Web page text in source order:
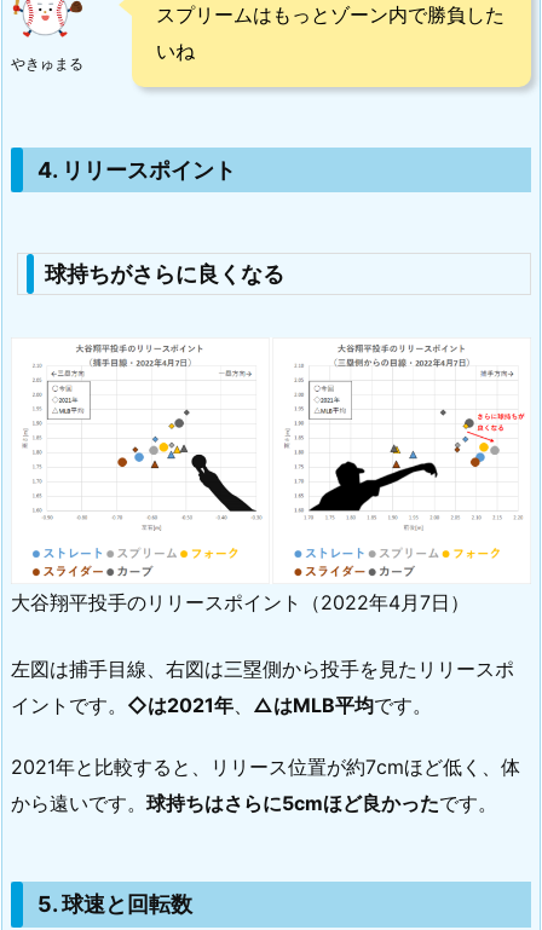
やきゅまる
スプリームはもっとゾーン内で勝負した
いね
4. リリースポイント
球持ちがさらに良くなる
大谷翔平投手のリリースポイント（2022年4月7日）
左図は捕手目線、右図は三塁側から投手を見たリリースポ
イントです。 ◇は2021年、 △はMLB平均です。
2021年と比較すると、リリース位置が約7cmほど低く、体
から遠いです。 球持ちはさらに5cmほど良かったです。
5. 球速と回転数